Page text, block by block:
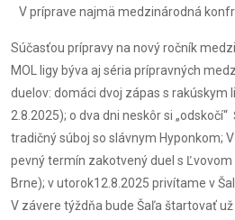
V príprave najmä medzinárodná
Súčasťou prípravy na nový ročník
MOL ligy býva aj séria prípravných
duelov: domáci dvoj zápas s rakúskym
2.8.2025); o dva dni neskôr si
tradičný súboj so slávnym Hyponkom;
pevný termín zakotvený duel s
Brne); v utorok12.8.2025 privítame v
V závere týždňa bude Šaľa štartovať